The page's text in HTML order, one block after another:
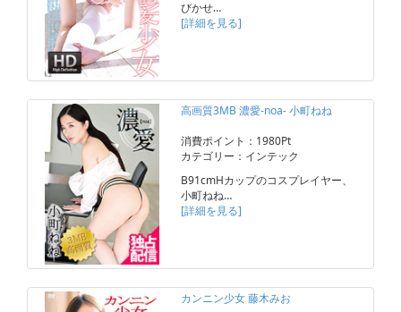
びかせ…
[詳細を見る]
高画質3MB 濃愛-noa- 小町ねね
消費ポイント：1980Pt
カテゴリー：インテック
B91cmHカップのコスプレイヤー、
小町ねね…
[詳細を見る]
カンニン少女 藤木みお